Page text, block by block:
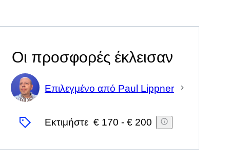
Οι προσφορές έκλεισαν
Ειδικός
Επιλεγμένο από Paul Lippner
Εκτιμήστε € 170 - € 200